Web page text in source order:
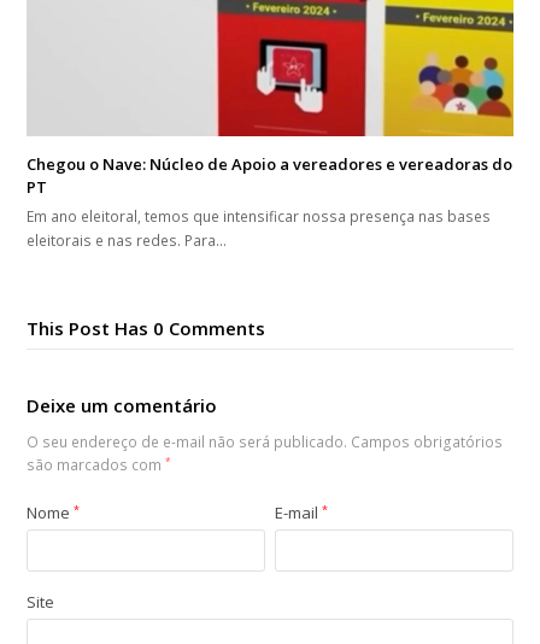
Chegou o Nave: Núcleo de Apoio a vereadores e vereadoras do
PT
Em ano eleitoral, temos que intensificar nossa presença nas bases
eleitorais e nas redes. Para…
This Post Has 0 Comments
Deixe um comentário
O seu endereço de e-mail não será publicado. Campos obrigatórios
são marcados com*
Nome* E-mail*
Site